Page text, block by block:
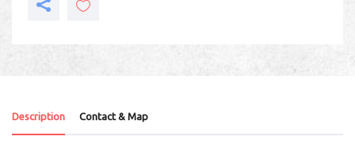
Description Contact & Map